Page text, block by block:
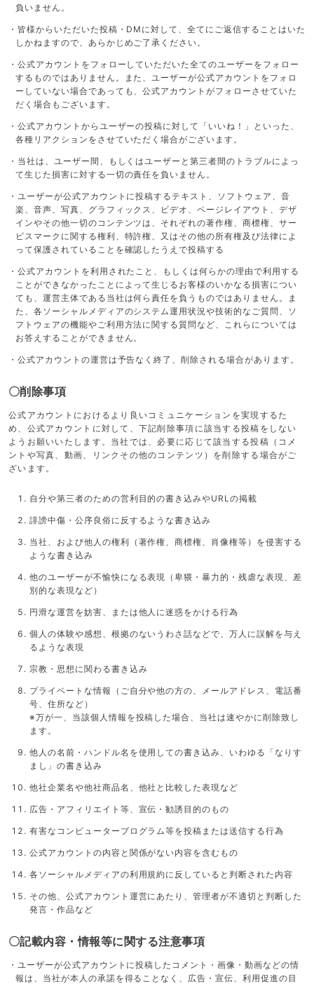
負いません。
・皆様からいただいた投稿・DMに対して、全てにご返信することはいた
しかねますので、あらかじめご了承ください。
・公式アカウントをフォローしていただいた全てのユーザーをフォロー
するものではありません。また、ユーザーが公式アカウントをフォロ
ーしていない場合であっても、公式アカウントがフォローさせていた
だく場合もございます。
・公式アカウントからユーザーの投稿に対して「いいね！」といった、
各種リアクションをさせていただく場合がございます。
・当社は、ユーザー間、もしくはユーザーと第三者間のトラブルによっ
て生じた損害に対する一切の責任を負いません。
・ユーザーが公式アカウントに投稿するテキスト、ソフトウェア、音
楽、音声、写真、グラフィックス、ビデオ、ページレイアウト、デザ
インやその他一切のコンテンツは、それぞれの著作権、商標権、サー
ビスマークに関する権利、特許権、又はその他の所有権及び法律によ
って保護されていることを確認したうえで投稿する
・公式アカウントを利用されたこと、もしくは何らかの理由で利用する
ことができなかったことによって生じるお客様のいかなる損害につい
ても、運営主体である当社は何ら責任を負うものではありません。ま
た、各ソーシャルメディアのシステム運用状況や技術的なご質問、ソ
フトウェアの機能やご利用方法に関する質問など、これらについては
お答えすることができません。
・公式アカウントの運営は予告なく終了、削除される場合があります。
〇削除事項
公式アカウントにおけるより良いコミュニケーションを実現するた
め、公式アカウントに対して、下記削除事項に該当する投稿をしない
ようお願いいたします。当社では、必要に応じて該当する投稿（コメ
ントや写真、動画、リンクその他のコンテンツ）を削除する場合がご
ざいます。
自分や第三者のための営利目的の書き込みやURLの掲載
誹謗中傷・公序良俗に反するような書き込み
当社、および他人の権利（著作権、商標権、肖像権等）を侵害する
ような書き込み
他のユーザーが不愉快になる表現（卑猥・暴力的・残虐な表現、差
別的な表現など）
円滑な運営を妨害、または他人に迷惑をかける行為
個人の体験や感想、根拠のないうわさ話などで、万人に誤解を与え
るような表現
宗教・思想に関わる書き込み
プライベートな情報（ご自分や他の方の、メールアドレス、電話番
号、住所など）
※万が一、当該個人情報を投稿した場合、当社は速やかに削除致し
ます。
他人の名前・ハンドル名を使用しての書き込み、いわゆる「なりす
まし」の書き込み
他社企業名や他社商品名、他社と比較した表現など
広告・アフィリエイト等、宣伝・勧誘目的のもの
有害なコンピュータープログラム等を投稿または送信する行為
公式アカウントの内容と関係がない内容を含むもの
各ソーシャルメディアの利用規約に反していると判断された内容
その他、公式アカウント運営にあたり、管理者が不適切と判断した
発言・作品など
〇記載内容・情報等に関する注意事項
・ユーザーが公式アカウントに投稿したコメント・画像・動画などの情
報は、当社が本人の承諾を得ることなく、広告・宣伝、利用促進の目